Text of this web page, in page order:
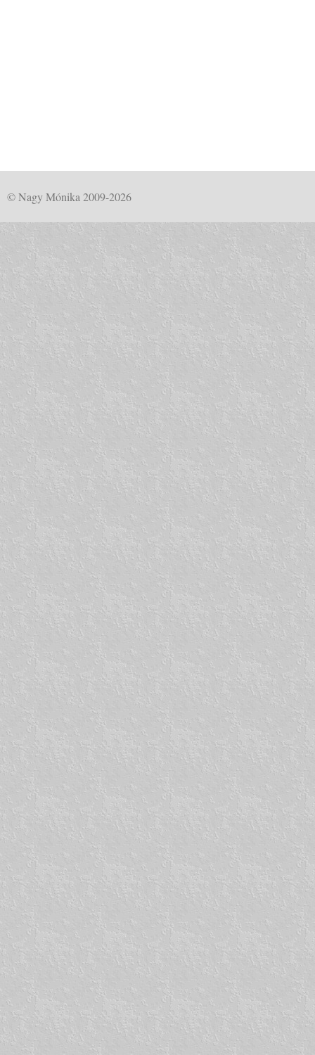
© Nagy Mónika 2009-2026